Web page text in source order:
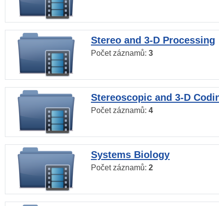
Stereo and 3-D Processing
Počet záznamů: 3
Stereoscopic and 3-D
Počet záznamů: 4
Systems Biology
Počet záznamů: 2